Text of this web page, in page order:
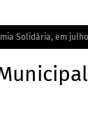
Solidária, em julho